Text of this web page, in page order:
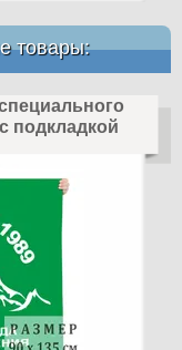
товары:
подкладкой